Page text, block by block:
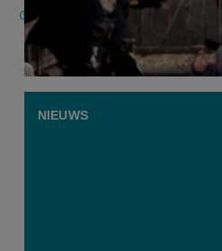
13 MEI 2026
NIEUWS